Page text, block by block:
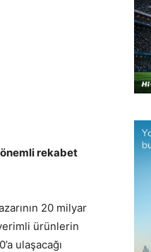
önemli rekabet
20 milyar
ürünlerin
ulaşacağı